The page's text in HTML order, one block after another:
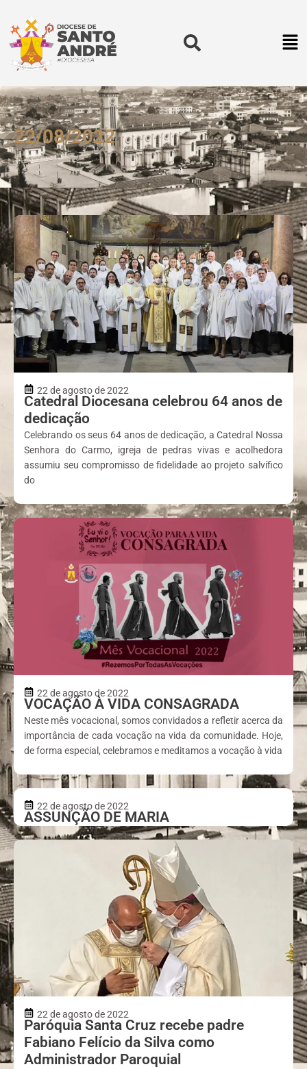
22/08/2022
22 de agosto de 2022
Catedral Diocesana celebrou 64 anos de
dedicação
Celebrando os seus 64 anos de dedicação, a Catedral Nossa
Senhora do Carmo, igreja de pedras vivas e acolhedora
assumiu seu compromisso de fidelidade ao projeto salvífico
do
22 de agosto de 2022
VOCAÇÃO À VIDA CONSAGRADA
Neste mês vocacional, somos convidados a refletir acerca da
importância de cada vocação na vida da comunidade. Hoje,
de forma especial, celebramos e meditamos a vocação à vida
22 de agosto de 2022
ASSUNÇÃO DE MARIA
22 de agosto de 2022
Paróquia Santa Cruz recebe padre
Fabiano Felício da Silva como
Administrador Paroquial